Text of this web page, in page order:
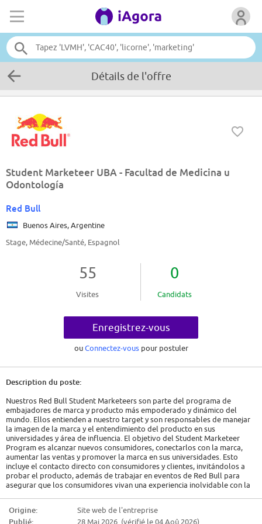
Détails de l'offre
Student Marketeer UBA - Facultad de Medicina u
Odontología
Red Bull
Buenos Aires, Argentine
Stage, Médecine/Santé, Espagnol
55
Visites
0
Candidats
Enregistrez-vous
ouConnectez-vous pour postuler
Description du poste:
Nuestros Red Bull Student Marketeers son parte del programa de
embajadores de marca y producto más empoderado y dinámico del
mundo. Ellos entienden a nuestro target y son responsables de manejar
la imagen de la marca y el entendimiento del producto en sus
universidades y área de influencia. El objetivo del Student Marketeer
Program es alcanzar nuevos consumidores, conectarlos con la marca,
aumentar las ventas y promover la marca en sus universidades. Esto
incluye el contacto directo con consumidores y clientes, invitándolos a
probar el producto, además de trabajar en eventos de Red Bull para
asegurar que los consumidores vivan una experiencia inolvidable con la
Áreas que se adaptan a tus fortalezas
Origine:
Site web de l'entreprise
Publié:
28 Mai 2026 (vérifié le 04 Aoû 2026)